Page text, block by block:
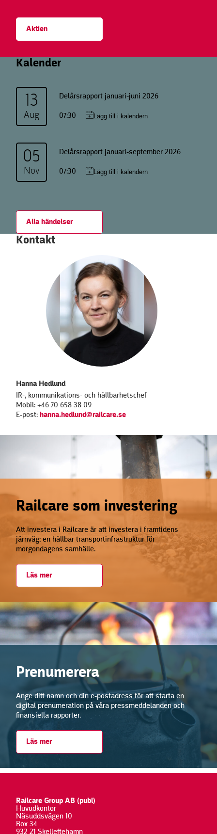
Aktien
Kalender
13
Aug
Delårsrapport januari-juni 2026
07:30
05
Nov
Delårsrapport januari-september 2026
07:30
Alla händelser
Kontakt
Hanna Hedlund
IR-, kommunikations- och hållbarhetschef
Mobil: +46 70 658 38 09
E-post:hanna.hedlund@railcare.se
Railcare som investering
Att investera i Railcare är att investera i framtidens
järnväg; en hållbar transportinfrastruktur för
morgondagens samhälle.
Läs mer
Prenumerera
Ange ditt namn och din e-postadress för att starta en
digital prenumeration på våra pressmeddelanden och
finansiella rapporter.
Läs mer
Railcare Group AB (publ)
Huvudkontor
Näsuddsvägen 10
Box 34
932 21 Skelleftehamn